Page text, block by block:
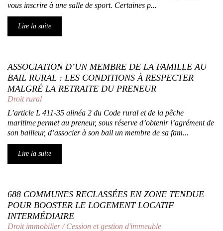
vous inscrire à une salle de sport. Certaines p...
Lire la suite
ASSOCIATION D’UN MEMBRE DE LA FAMILLE AU
BAIL RURAL : LES CONDITIONS À RESPECTER
MALGRÉ LA RETRAITE DU PRENEUR
Droit rural
L’article L 411-35 alinéa 2 du Code rural et de la pêche
maritime permet au preneur, sous réserve d’obtenir l’agrément de
son bailleur, d’associer à son bail un membre de sa fam...
Lire la suite
688 COMMUNES RECLASSÉES EN ZONE TENDUE
POUR BOOSTER LE LOGEMENT LOCATIF
INTERMÉDIAIRE
Droit immobilier/Cession et gestion d'immeuble